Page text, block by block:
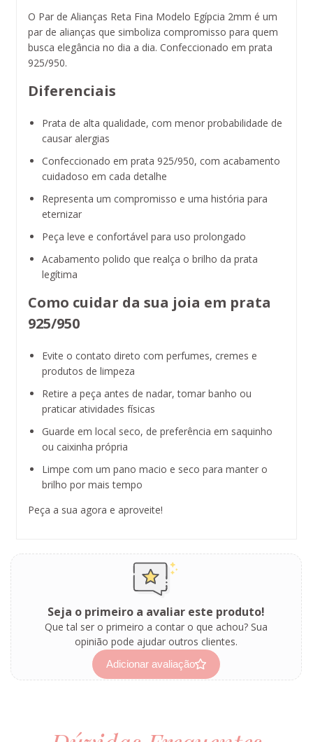
O Par de Alianças Reta Fina Modelo Egípcia 2mm é um
par de alianças que simboliza compromisso para quem
busca elegância no dia a dia. Confeccionado em prata
925/950.
Diferenciais
Prata de alta qualidade, com menor probabilidade de
causar alergias
Confeccionado em prata 925/950, com acabamento
cuidadoso em cada detalhe
Representa um compromisso e uma história para
eternizar
Peça leve e confortável para uso prolongado
Acabamento polido que realça o brilho da prata
legítima
Como cuidar da sua joia em prata
925/950
Evite o contato direto com perfumes, cremes e
produtos de limpeza
Retire a peça antes de nadar, tomar banho ou
praticar atividades físicas
Guarde em local seco, de preferência em saquinho
ou caixinha própria
Limpe com um pano macio e seco para manter o
brilho por mais tempo
Peça a sua agora e aproveite!
Seja o primeiro a avaliar este produto!
Que tal ser o primeiro a contar o que achou? Sua
opinião pode ajudar outros clientes.
Adicionar avaliação